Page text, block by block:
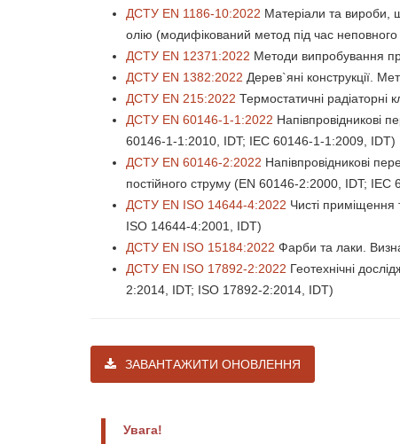
ДСТУ EN 1186-10:2022 Матеріали та вироби,
олію (модифікований метод під час
ДСТУ EN 12371:2022 Методи випробування
ДСТУ EN 1382:2022 Дерев`яні конструкції.
ДСТУ EN 215:2022 Термостатичні
ДСТУ EN 60146-1-1:2022 Напівпровідникові
60146-1-1:2010, IDT; IEC 60146-1-1:2009, IDT)
ДСТУ EN 60146-2:2022 Напівпровідникові
постійного струму (EN 60146-2:2000, IDT;
ДСТУ EN ISO 14644-4:2022 Чисті приміщення
ISO 14644-4:2001, IDT)
ДСТУ EN ISO 15184:2022 Фарби та лаки.
ДСТУ EN ISO 17892-2:2022 Геотехнічні
2:2014, IDT; ISO 17892-2:2014, IDT)
ЗАВАНТАЖИТИ ОНОВЛЕННЯ
Увага!